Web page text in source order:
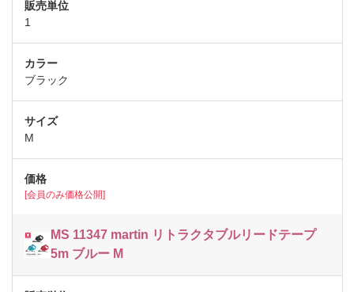
1
ブラック
M
[会員のみ価格公開]
MS 11347 martin リトラクタブルリードテープ
5m ブルー M